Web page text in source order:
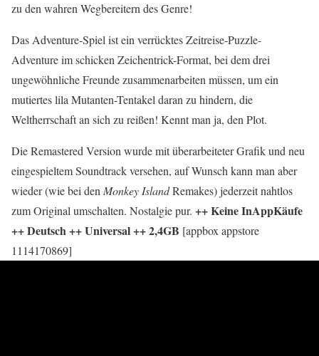
zu den wahren Wegbereitern des Genre!
Das Adventure-Spiel ist ein verrücktes Zeitreise-Puzzle-
Adventure im schicken Zeichentrick-Format, bei dem drei
ungewöhnliche Freunde zusammenarbeiten müssen, um ein
mutiertes lila Mutanten-Tentakel daran zu hindern, die
Weltherrschaft an sich zu reißen! Kennt man ja, den Plot.
Die Remastered Version wurde mit überarbeiteter Grafik und neu
eingespieltem Soundtrack versehen, auf Wunsch kann man aber
wieder (wie bei den Monkey IslandRemakes) jederzeit nahtlos
zum Original umschalten. Nostalgie pur. ++ Keine InAppKäufe
++ Deutsch ++ Universal ++ 2,4GB [appbox appstore
1114170869]